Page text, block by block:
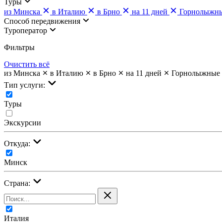
из Минска
в Италию в Брно на 11 дней
Cпособ передвижения
Туроператор
Фильтры
Очистить всё
из Минска
в Италию в Брно на 11 дней
Горнолыжные
Тип услуги:
Туры
Экскурсии
Откуда:
Минск
Страна:
Италия